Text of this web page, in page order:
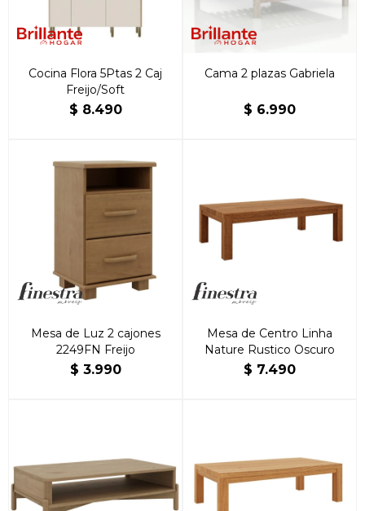
Cocina Flora 5Ptas 2 Caj
Freijo/Soft
$ 8.490
Cama 2 plazas Gabriela
$ 6.990
Mesa de Luz 2 cajones
2249FN Freijo
$ 3.990
Mesa de Centro Linha
Nature Rustico Oscuro
$ 7.490